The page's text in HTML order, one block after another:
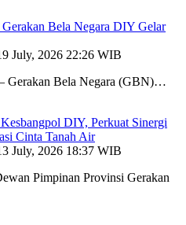
Bela Negara DIY Gelar
July, 2026 22:26 WIB
Gerakan Bela Negara (GBN)…
DIY, Perkuat Sinergi
Cinta Tanah Air
July, 2026 18:37 WIB
Pimpinan Provinsi Gerakan